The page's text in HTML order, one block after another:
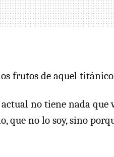
frutos de aquel
no tiene nada que
que no lo soy, sino